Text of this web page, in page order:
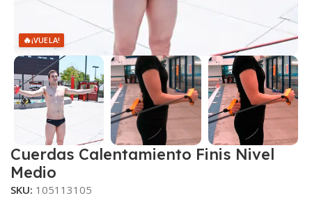
🔥¡VUELA!
Cuerdas Calentamiento Finis Nivel
Medio
SKU: 105113105